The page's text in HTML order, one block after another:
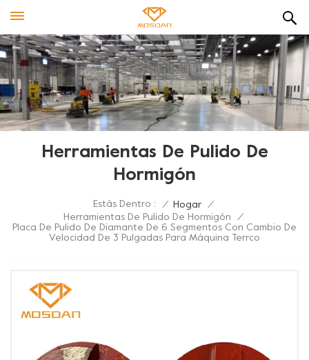
Herramientas De Pulido De
Hormigón
Estás Dentro : / Hogar
/
Herramientas De Pulido De Hormigón
/
Placa De Pulido De Diamante De 6 Segmentos Con Cambio De
Velocidad De 3 Pulgadas Para Máquina Terrco